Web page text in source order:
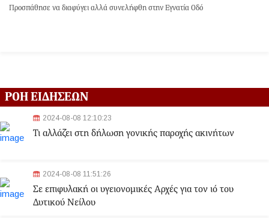
Προσπάθησε να διαφύγει αλλά συνελήφθη στην Εγνατία Οδό
ΡΟΗ ΕΙΔΗΣΕΩΝ
2024-08-08 12:10:23
Τι αλλάζει στη δήλωση γονικής παροχής ακινήτων
2024-08-08 11:51:26
Σε επιφυλακή οι υγειονομικές Αρχές για τον ιό του
Δυτικού Νείλου